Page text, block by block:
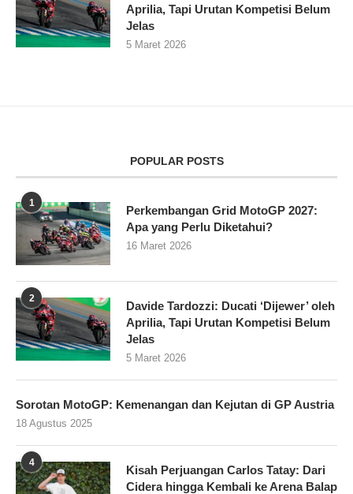
Aprilia, Tapi Urutan Kompetisi Belum
Jelas
5 Maret 2026
POPULAR POSTS
1
Perkembangan Grid MotoGP 2027:
Apa yang Perlu Diketahui?
16 Maret 2026
2
Davide Tardozzi: Ducati ‘Dijewer’ oleh
Aprilia, Tapi Urutan Kompetisi Belum
Jelas
5 Maret 2026
Sorotan MotoGP: Kemenangan dan Kejutan di GP Austria
18 Agustus 2025
4
Kisah Perjuangan Carlos Tatay: Dari
Cidera hingga Kembali ke Arena Balap